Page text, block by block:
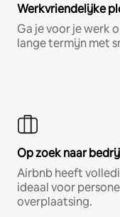
Werkvriendelijke
Ga je voor je werk
lange termijn met
Op zoek naar
Airbnb heeft
ideaal voor
overplaatsing.